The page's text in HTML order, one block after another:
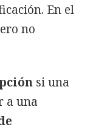
En el
no
si una
a una